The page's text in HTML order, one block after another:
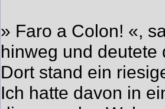
» Faro a Colon! «,
hinweg und deutete
Dort stand ein
Ich hatte davon in